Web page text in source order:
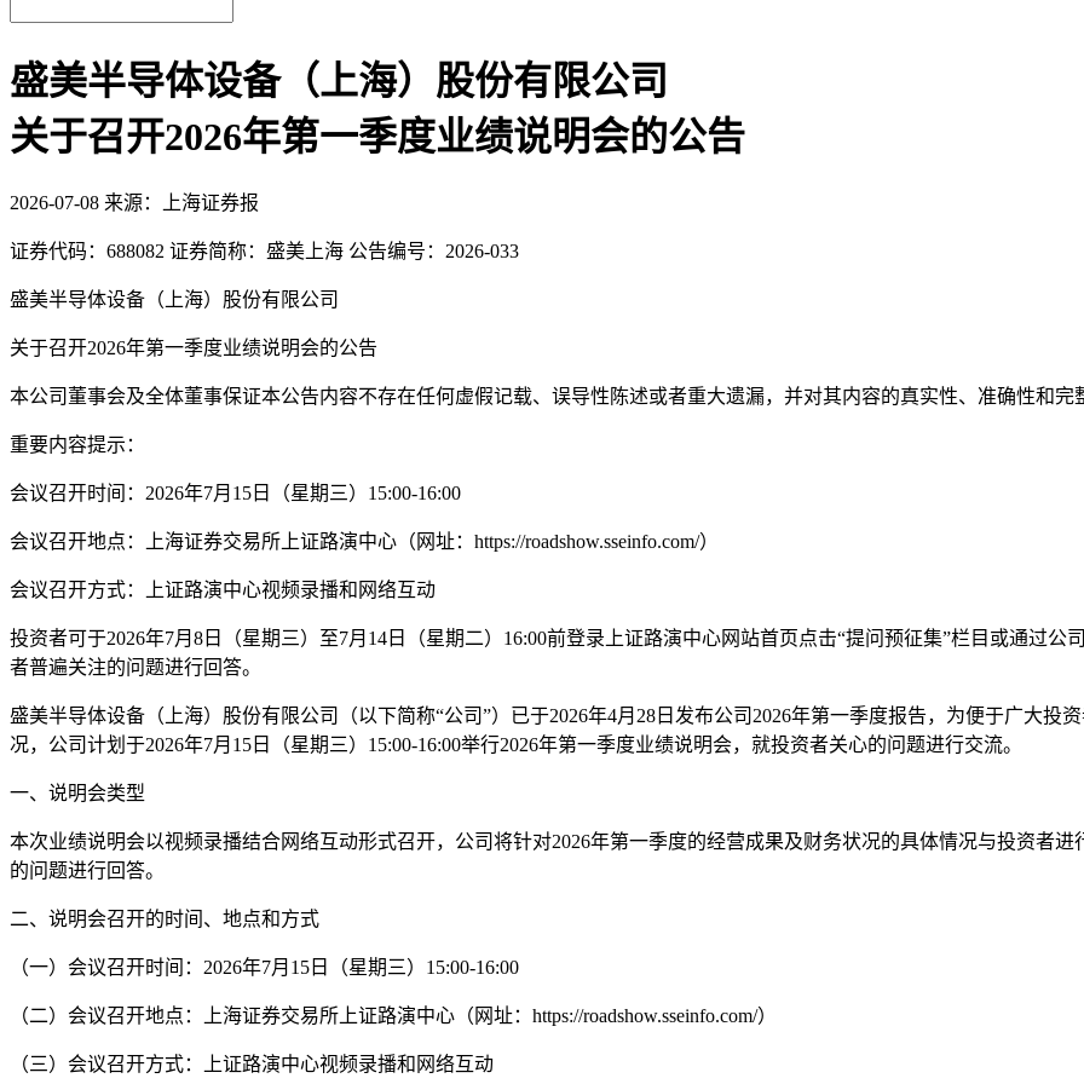
盛美半导体设备（上海）股份有限公司
关于召开2026年第一季度业绩说明会的公告
2026-07-08 来源：上海证券报
证券代码：688082 证券简称：盛美上海 公告编号：2026-033
盛美半导体设备（上海）股份有限公司
关于召开2026年第一季度业绩说明会的公告
本公司董事会及全体董事保证本公告内容不存在任何虚假记载、误导性陈述或者重大遗漏，并对其内容的真实性、准确性和完
重要内容提示：
会议召开时间：2026年7月15日（星期三）15:00-16:00
会议召开地点：上海证券交易所上证路演中心（网址：https://roadshow.sseinfo.com/）
会议召开方式：上证路演中心视频录播和网络互动
投资者可于2026年7月8日（星期三）至7月14日（星期二）16:00前登录上证路演中心网站首页点击“提问预征集”栏目或通过公
者普遍关注的问题进行回答。
盛美半导体设备（上海）股份有限公司（以下简称“公司”）已于2026年4月28日发布公司2026年第一季度报告，为便于广大投
况，公司计划于2026年7月15日（星期三）15:00-16:00举行2026年第一季度业绩说明会，就投资者关心的问题进行交流。
一、说明会类型
本次业绩说明会以视频录播结合网络互动形式召开，公司将针对2026年第一季度的经营成果及财务状况的具体情况与投资者
的问题进行回答。
二、说明会召开的时间、地点和方式
（一）会议召开时间：2026年7月15日（星期三）15:00-16:00
（二）会议召开地点：上海证券交易所上证路演中心（网址：https://roadshow.sseinfo.com/）
（三）会议召开方式：上证路演中心视频录播和网络互动